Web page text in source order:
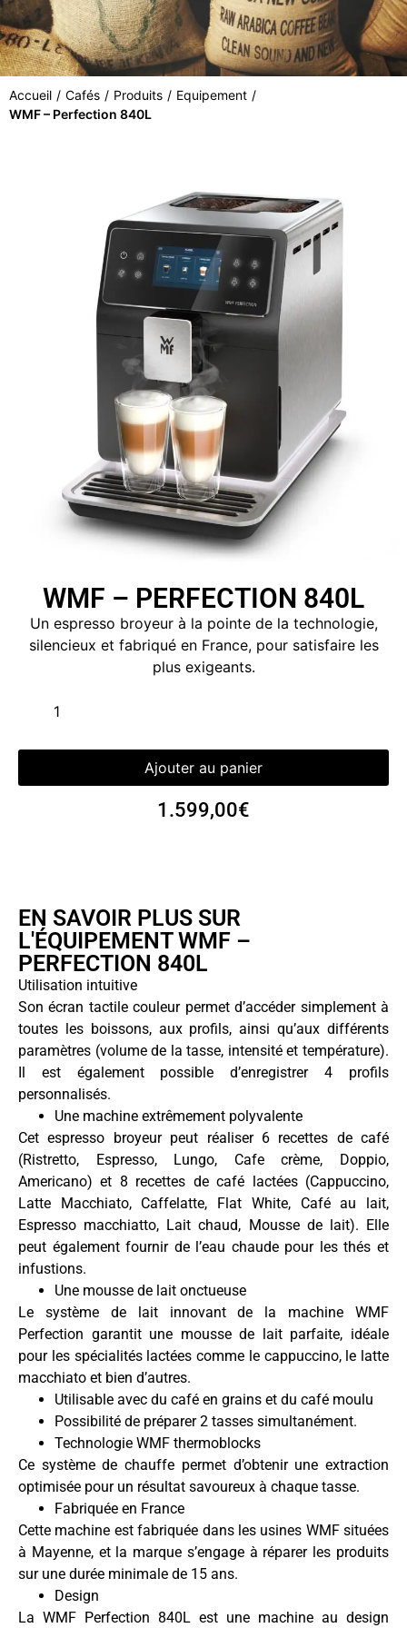
Accueil / Cafés / Produits / Equipement /
WMF – Perfection 840L
WMF – PERFECTION 840L
Un espresso broyeur à la pointe de la technologie,
silencieux et fabriqué en France, pour satisfaire les
plus exigeants.
Ajouter au panier
1.599,00€
EN SAVOIR PLUS SUR
L'ÉQUIPEMENT WMF –
PERFECTION 840L
Utilisation intuitive
Son écran tactile couleur permet d’accéder simplement à
toutes les boissons, aux profils, ainsi qu’aux différents
paramètres (volume de la tasse, intensité et température).
Il est également possible d’enregistrer 4 profils
personnalisés.
Une machine extrêmement polyvalente
Cet espresso broyeur peut réaliser 6 recettes de café
(Ristretto, Espresso, Lungo, Cafe crème, Doppio,
Americano) et 8 recettes de café lactées (Cappuccino,
Latte Macchiato, Caffelatte, Flat White, Café au lait,
Espresso macchiatto, Lait chaud, Mousse de lait). Elle
peut également fournir de l’eau chaude pour les thés et
infustions.
Une mousse de lait onctueuse
Le système de lait innovant de la machine WMF
Perfection garantit une mousse de lait parfaite, idéale
pour les spécialités lactées comme le cappuccino, le latte
macchiato et bien d’autres.
Utilisable avec du café en grains et du café moulu
Possibilité de préparer 2 tasses simultanément.
Technologie WMF thermoblocks
Ce système de chauffe permet d’obtenir une extraction
optimisée pour un résultat savoureux à chaque tasse.
Fabriquée en France
Cette machine est fabriquée dans les usines WMF situées
à Mayenne, et la marque s’engage à réparer les produits
sur une durée minimale de 15 ans.
Design
La WMF Perfection 840L est une machine au design